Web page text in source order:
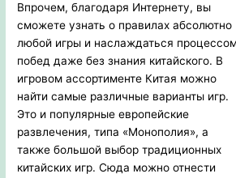
Впрочем, благодаря Интернету, вы
сможете узнать о правилах абсолютно
любой игры и наслаждаться
побед даже без знания китайского. В
игровом ассортименте Китая можно
найти самые различные варианты игр.
Это и популярные европейские
развлечения, типа «Монополия», а
также большой выбор традиционных
китайских игр. Сюда можно отнести